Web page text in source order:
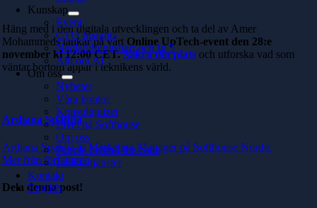
Kunskap
Event
CTO Insights
Nedladdningsbart och In 5
Allt om AI
Om oss
Nyheter
Våra kontor
Konsultquizet
Livet på Softhouse
Om oss
People behind the code
Lediga tjänster
Kontakt
English
Häng med i den digitala utvecklingen och ta del av Amer
Mohammeds tankar på vårt Online UpTech-event den 28:e
november kl 12:00 CET. Säkra din plats och utforska vad som
väntar bortom appar i teknikens värld.
Ardiana Spahija
Ardiana Spahija är Marketing Manager på Softhouse Nordic
Mer från författaren
Dela denna post!